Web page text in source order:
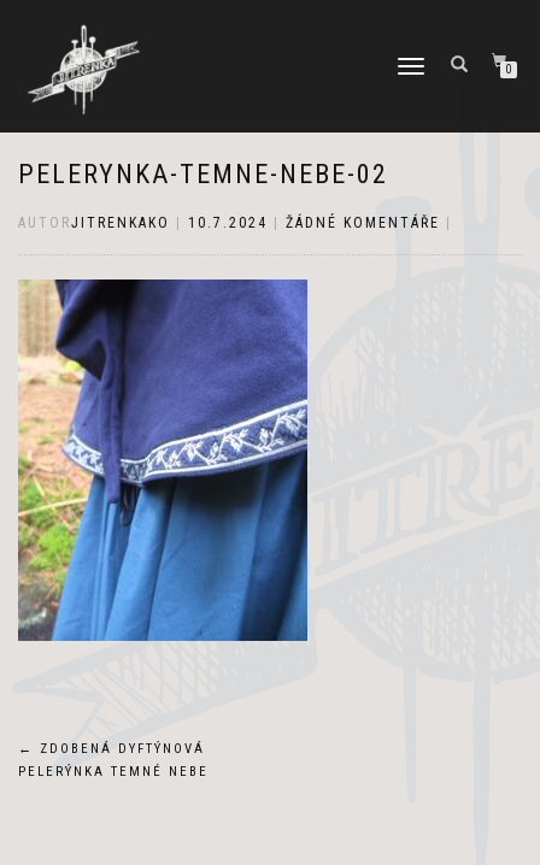
PŘEPNOUT
0
PELERYNKA-TEMNE-NEBE-02
AUTORJITRENKAKO 10.7.2024 ŽÁDNÉ KOMENTÁŘE
Navigace
←
ZDOBENÁ DYFTÝNOVÁ
PELERÝNKA TEMNÉ NEBE